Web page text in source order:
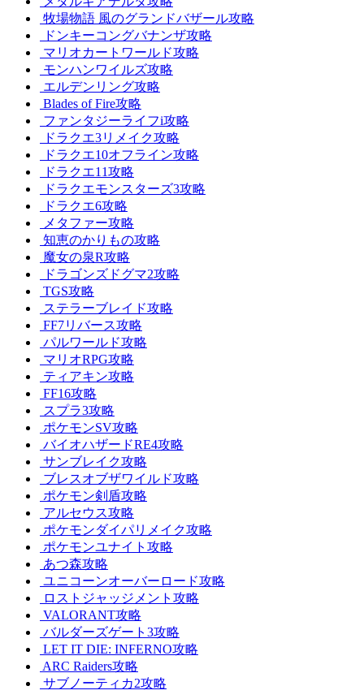
牧場物語 風のグランドバザール攻略
ドンキーコングバナンザ攻略
マリオカートワールド攻略
モンハンワイルズ攻略
エルデンリング攻略
Blades of Fire攻略
ファンタジーライフi攻略
ドラクエ3リメイク攻略
ドラクエ10オフライン攻略
ドラクエ11攻略
ドラクエモンスターズ3攻略
ドラクエ6攻略
メタファー攻略
知恵のかりもの攻略
魔女の泉R攻略
ドラゴンズドグマ2攻略
TGS攻略
ステラーブレイド攻略
FF7リバース攻略
パルワールド攻略
マリオRPG攻略
ティアキン攻略
FF16攻略
スプラ3攻略
ポケモンSV攻略
バイオハザードRE4攻略
サンブレイク攻略
ブレスオブザワイルド攻略
ポケモン剣盾攻略
アルセウス攻略
ポケモンダイパリメイク攻略
ポケモンユナイト攻略
あつ森攻略
ユニコーンオーバーロード攻略
ロストジャッジメント攻略
VALORANT攻略
バルダーズゲート3攻略
LET IT DIE: INFERNO攻略
ARC Raiders攻略
サブノーティカ2攻略